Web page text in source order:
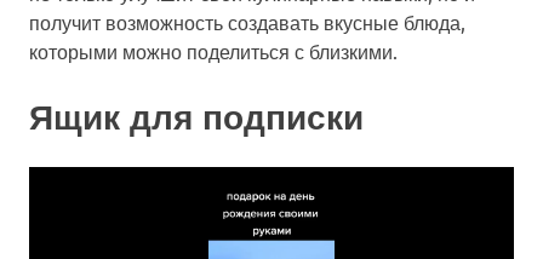
получит возможность создавать вкусные блюда,
которыми можно поделиться с близкими.
Ящик для подписки